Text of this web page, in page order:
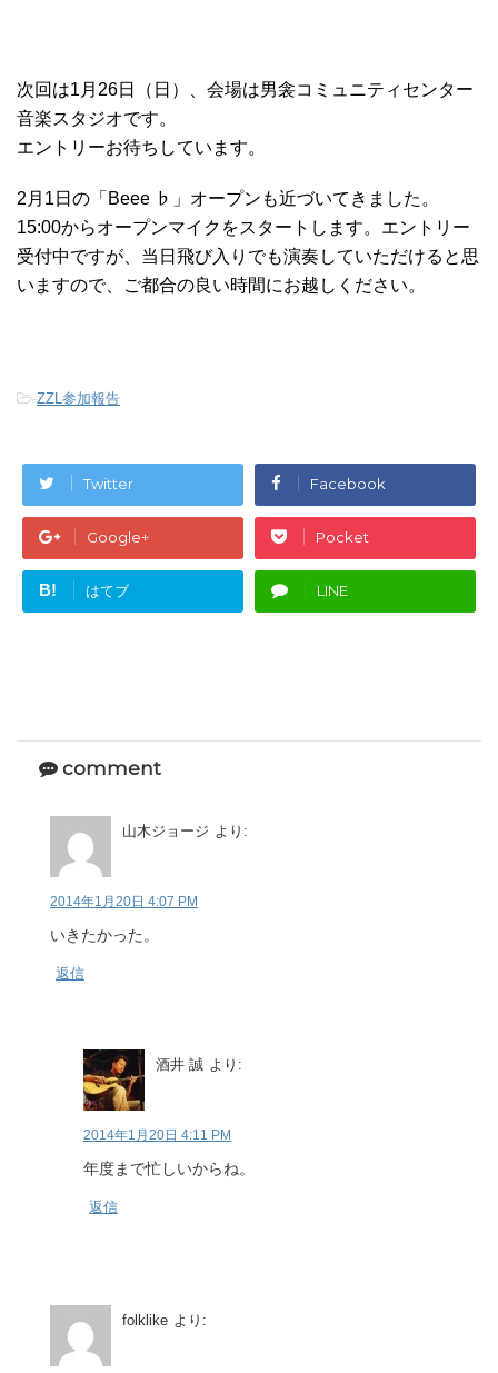
次回は1月26日（日）、会場は男衾コミュニティセンター
音楽スタジオです。
エントリーお待ちしています。
2月1日の「Beee ♭」オープンも近づいてきました。
15:00からオープンマイクをスタートします。エントリー
受付中ですが、当日飛び入りでも演奏していただけると思
いますので、ご都合の良い時間にお越しください。
-ZZL参加報告
Twitter Facebook
Google+ Pocket
B! はてブ LINE
comment
山木ジョージ より:
2014年1月20日 4:07 PM
いきたかった。
返信
酒井 誠 より:
2014年1月20日 4:11 PM
年度まで忙しいからね。
返信
folklike より: